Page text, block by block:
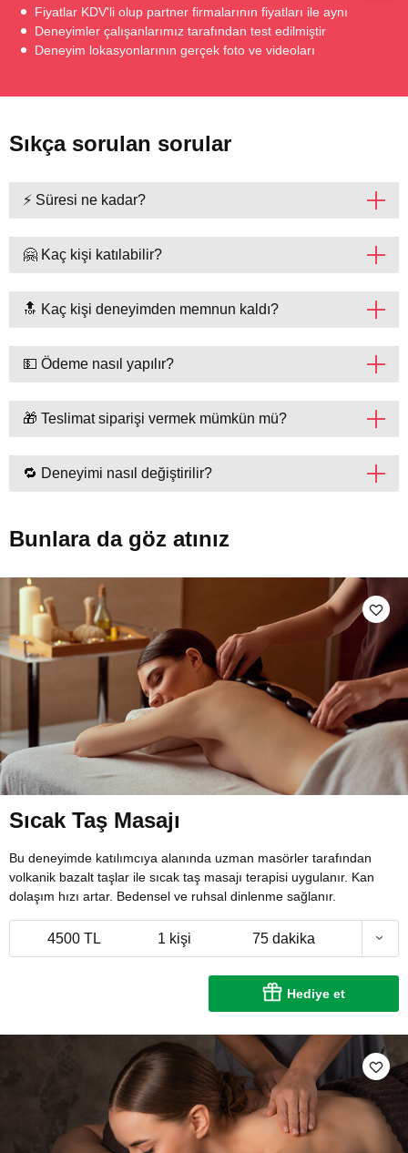
Fiyatlar KDV'li olup partner firmalarının fiyatları ile aynı
Deneyimler çalışanlarımız tarafından test edilmiştir
Deneyim lokasyonlarının gerçek foto ve videoları
Sıkça sorulan sorular
⚡ Süresi ne kadar?
🤗 Kaç kişi katılabilir?
🔝 Kaç kişi deneyimden memnun kaldı?
💵 Ödeme nasıl yapılır?
🎁 Teslimat siparişi vermek mümkün mü?
🔁 Deneyimi nasıl değiştirilir?
Bunlara da göz atınız
Sıcak Taş Masajı
Bu deneyimde katılımcıya alanında uzman masörler tarafından
volkanik bazalt taşlar ile sıcak taş masajı terapisi uygulanır. Kan
dolaşım hızı artar. Bedensel ve ruhsal dinlenme sağlanır.
4500 TL 1 kişi 75 dakika
Hediye et